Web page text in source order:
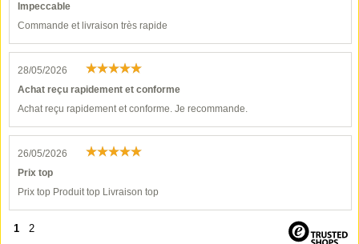
Impeccable
Commande et livraison très rapide
28/05/2026
Achat reçu rapidement et conforme
Achat reçu rapidement et conforme. Je recommande.
26/05/2026
Prix top
Prix top Produit top Livraison top
1 2